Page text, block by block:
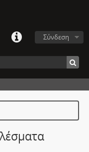
Σύνδεση